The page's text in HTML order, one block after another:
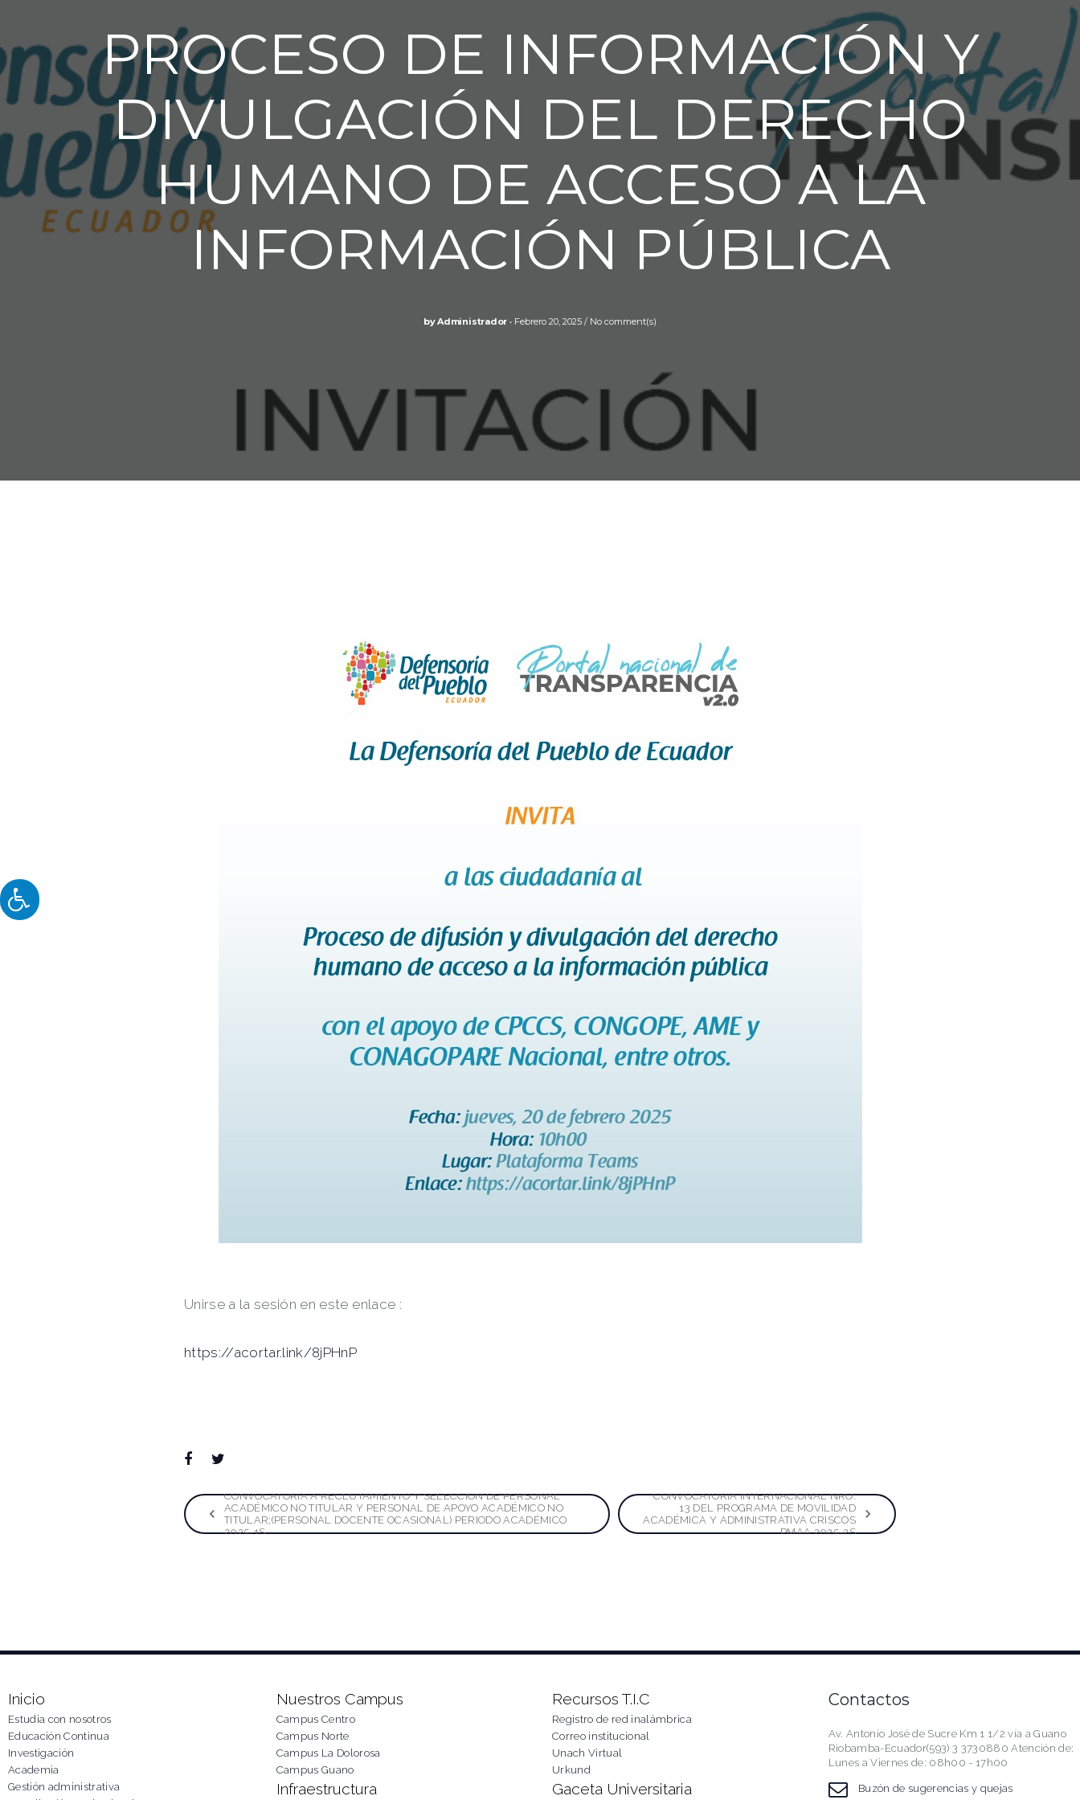
PROCESO DE INFORMACIÓN Y
DIVULGACIÓN DEL DERECHO
HUMANO DE ACCESO A LA
INFORMACIÓN PÚBLICA
byAdministrador Febrero 20, 2025 No comment(s)
Unirse a la sesión en este enlace :
https://acortar.link/8jPHnP
Facebook
Navegación
entradas
CONVOCATORIA A RECLUTAMIENTO Y SELECCIÓN DE PERSONAL
ACADÉMICO NO TITULAR Y PERSONAL DE APOYO ACADÉMICO NO
TITULAR;(PERSONAL DOCENTE OCASIONAL) PERIODO ACADÉMICO
2025-1S.
CONVOCATORIA INTERNACIONAL NRO.
13 DEL PROGRAMA DE MOVILIDAD
ACADÉMICA Y ADMINISTRATIVA CRISCOS
PMAA 2025-2S
Inicio
Estudia con nosotros
Educación Continua
Investigación
Academia
Gestión administrativa
Nuestros Campus
Campus Centro
Campus Norte
Campus La Dolorosa
Campus Guano
Infraestructura
Recursos T.I.C
Registro de red inalámbrica
Correo institucional
Unach Virtual
Urkund
Gaceta Universitaria
Contactos
Av. Antonio José de Sucre Km 1 1/2 vía a Guano
Riobamba-Ecuador(593) 3 3730880 Atención de:
Lunes a Viernes de: 08h00 - 17h00
Buzón de sugerencias y quejas